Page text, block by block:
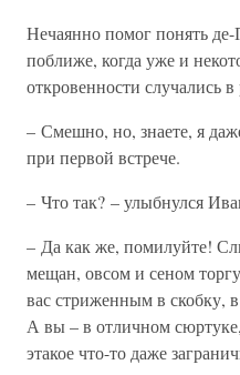
Нечаянно помог понять
поближе, когда уже и
откровенности случались
– Смешно, но, знаете, я
при первой встрече.
– Что так? – улыбнулся
– Да как же, помилуйте!
мещан, овсом и сеном
вас стриженным в скобку,
А вы – в отличном
этакое что-то даже